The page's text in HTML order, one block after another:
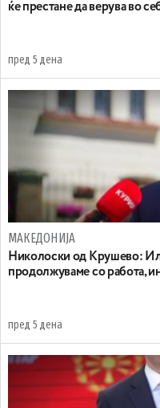
ќе престане да верува во
пред 5 дена
МАКЕДОНИЈА
Николоски од Крушево:
продолжуваме со работа,
пред 5 дена